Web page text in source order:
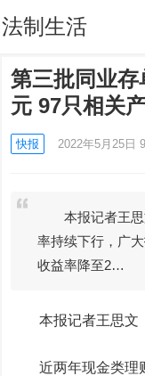
法制生活
第三批同业
元 97只相关
快报 2022年5月25日
本报记者王思
率持续下行，广
收益率降至2…
本报记者王思文
近两年现金类理财